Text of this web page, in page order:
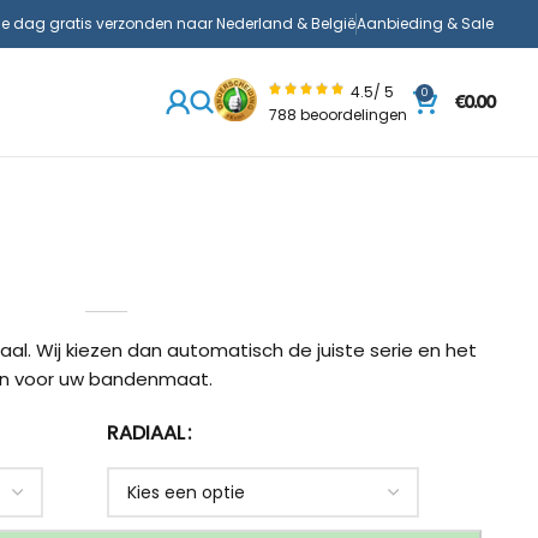
dag gratis verzonden naar Nederland & BelgiëAanbieding & Sale
4.5/ 5
788 beoordelingen
0
€0.00
Wij kiezen dan automatisch de juiste serie en het
voor uw bandenmaat.
RADIAAL